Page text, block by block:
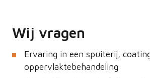
Wij vragen
Ervaring in een spuiterij,
oppervlaktebehandeling